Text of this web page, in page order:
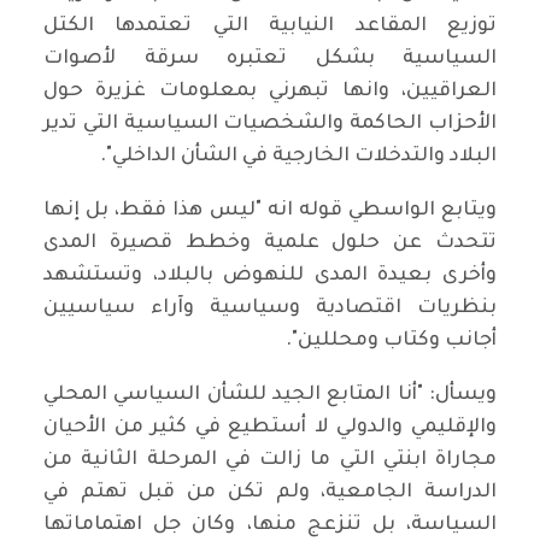
توزيع المقاعد النيابية التي تعتمدها الكتل
السياسية بشكل تعتبره سرقة لأصوات
العراقيين، وانها تبهرني بمعلومات غزيرة حول
الأحزاب الحاكمة والشخصيات السياسية التي تدير
البلاد والتدخلات الخارجية في الشأن الداخلي".
ويتابع الواسطي قوله انه "ليس هذا فقط، بل إنها
تتحدث عن حلول علمية وخطط قصيرة المدى
وأخرى بعيدة المدى للنهوض بالبلاد، وتستشهد
بنظريات اقتصادية وسياسية وآراء سياسيين
أجانب وكتاب ومحللين".
ويسأل: "أنا المتابع الجيد للشأن السياسي المحلي
والإقليمي والدولي لا أستطيع في كثير من الأحيان
مجاراة ابنتي التي ما زالت في المرحلة الثانية من
الدراسة الجامعية، ولم تكن من قبل تهتم في
السياسة، بل تنزعج منها، وكان جل اهتماماتها